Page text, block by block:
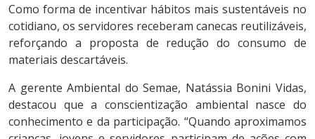
Como forma de incentivar hábitos mais sustentáveis no
cotidiano, os servidores receberam canecas reutilizáveis,
reforçando a proposta de redução do consumo de
materiais descartáveis.
A gerente Ambiental do Semae, Natássia Bonini Vidas,
destacou que a conscientização ambiental nasce do
conhecimento e da participação. “Quando aproximamos